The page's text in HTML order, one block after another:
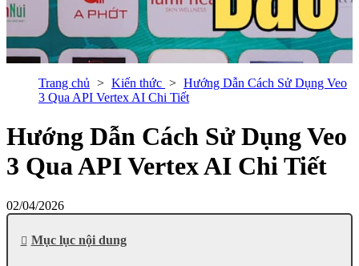
Trang chủ Kiến thức
Hướng Dẫn Cách Sử Dụng Veo
3 Qua API Vertex AI Chi Tiết
Hướng Dẫn Cách Sử Dụng Veo
3 Qua API Vertex AI Chi Tiết
02/04/2026
Mục lục nội dung